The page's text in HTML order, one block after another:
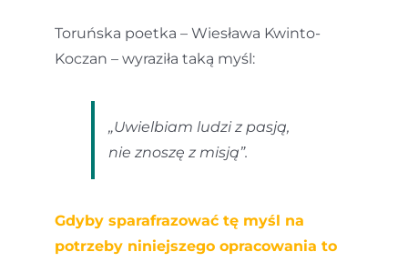
Toruńska poetka – Wiesława Kwinto-
Koczan – wyraziła taką myśl:
„Uwielbiam ludzi z pasją,
nie znoszę z misją”.
Gdyby sparafrazować tę myśl na
potrzeby niniejszego opracowania to